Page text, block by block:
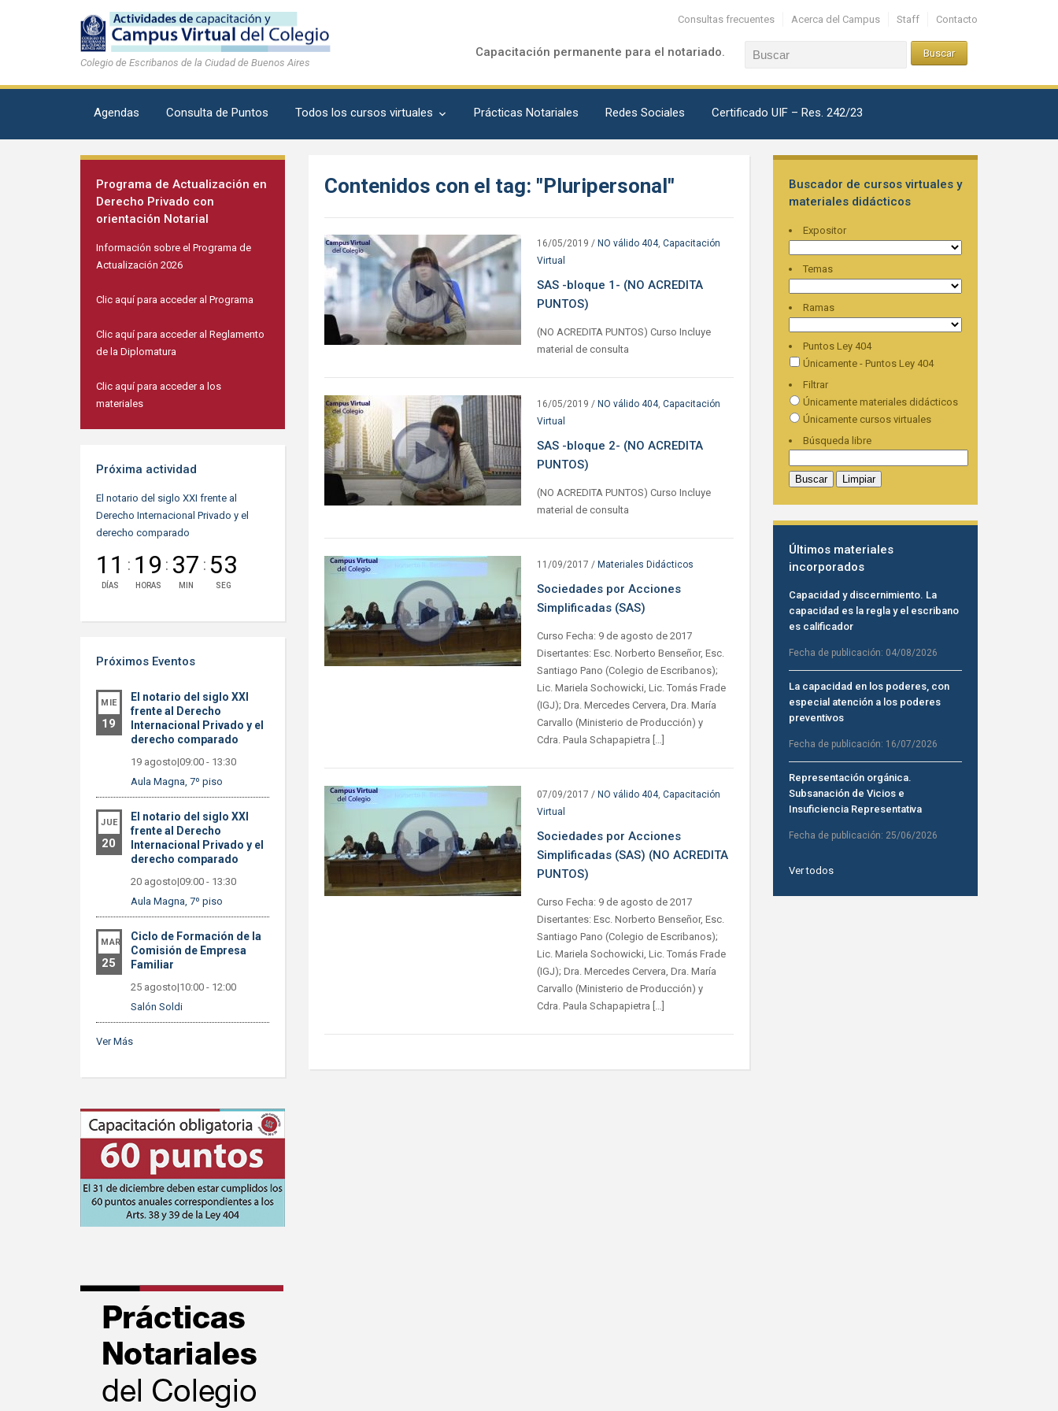
Colegio de Escribanos de la Ciudad de Buenos Aires
Consultas frecuentes Acerca del Campus Staff Contacto
Capacitación permanente para el notariado.
Agendas Consulta de Puntos Todos los cursos virtuales Prácticas Notariales Redes Sociales Certificado UIF – Res. 242/23
Programa de Actualización en
Derecho Privado con
orientación Notarial
Información sobre el Programa de
Actualización 2026
Clic aquí para acceder al Programa
Clic aquí para acceder al Reglamento
de la Diplomatura
Clic aquí para acceder a los
materiales
Próxima actividad
El notario del siglo XXI frente al
Derecho Internacional Privado y el
derecho comparado
11
DÍAS
: 19
HORAS
: 37
MIN
: 52
SEG
Próximos Eventos
MIE
19
El notario del siglo XXI
frente al Derecho
Internacional Privado y el
derecho comparado
19 agosto|09:00- 13:30
Aula Magna, 7º piso
JUE
20
El notario del siglo XXI
frente al Derecho
Internacional Privado y el
derecho comparado
20 agosto|09:00- 13:30
Aula Magna, 7º piso
MAR
25
Ciclo de Formación de la
Comisión de Empresa
Familiar
25 agosto|10:00- 12:00
Salón Soldi
Ver Más
Contenidos con el tag: "Pluripersonal"
16/05/2019 / NO válido 404, Capacitación
Virtual
SAS -bloque 1- (NO ACREDITA
PUNTOS)
(NO ACREDITA PUNTOS) Curso Incluye
material de consulta
16/05/2019 / NO válido 404, Capacitación
Virtual
SAS -bloque 2- (NO ACREDITA
PUNTOS)
(NO ACREDITA PUNTOS) Curso Incluye
material de consulta
11/09/2017 / Materiales Didácticos
Sociedades por Acciones
Simplificadas (SAS)
Curso Fecha: 9 de agosto de 2017
Disertantes: Esc. Norberto Benseñor, Esc.
Santiago Pano (Colegio de Escribanos);
Lic. Mariela Sochowicki, Lic. Tomás Frade
(IGJ); Dra. Mercedes Cervera, Dra. María
Carvallo (Ministerio de Producción) y
Cdra. Paula Schapapietra […]
07/09/2017 / NO válido 404, Capacitación
Virtual
Sociedades por Acciones
Simplificadas (SAS) (NO ACREDITA
PUNTOS)
Curso Fecha: 9 de agosto de 2017
Disertantes: Esc. Norberto Benseñor, Esc.
Santiago Pano (Colegio de Escribanos);
Lic. Mariela Sochowicki, Lic. Tomás Frade
(IGJ); Dra. Mercedes Cervera, Dra. María
Carvallo (Ministerio de Producción) y
Cdra. Paula Schapapietra […]
Buscador de cursos virtuales y
materiales didácticos
Expositor
Temas
Ramas
Puntos Ley 404
Únicamente - Puntos Ley 404
Filtrar
Únicamente materiales didácticos
Únicamente cursos virtuales
Búsqueda libre
Últimos materiales
incorporados
Capacidad y discernimiento. La
capacidad es la regla y el escribano
es calificador
Fecha de publicación: 04/08/2026
La capacidad en los poderes, con
especial atención a los poderes
preventivos
Fecha de publicación: 16/07/2026
Representación orgánica.
Subsanación de Vicios e
Insuficiencia Representativa
Fecha de publicación: 25/06/2026
Ver todos